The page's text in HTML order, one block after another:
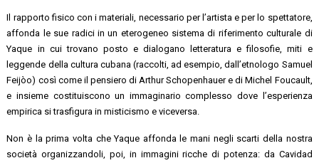
Il rapporto fisico con i materiali, necessario per l’artista e per lo spettatore,
affonda le sue radici in un eterogeneo sistema di riferimento culturale di
Yaque in cui trovano posto e dialogano letteratura e filosofie, miti e
leggende della cultura cubana (raccolti, ad esempio, dall’etnologo Samuel
Feijòo) così come il pensiero di Arthur Schopenhauer e di Michel Foucault,
e insieme costituiscono un immaginario complesso dove l’esperienza
empirica si trasfigura in misticismo e viceversa.
Non è la prima volta che Yaque affonda le mani negli scarti della nostra
società organizzandoli, poi, in immagini ricche di potenza: da Cavidad